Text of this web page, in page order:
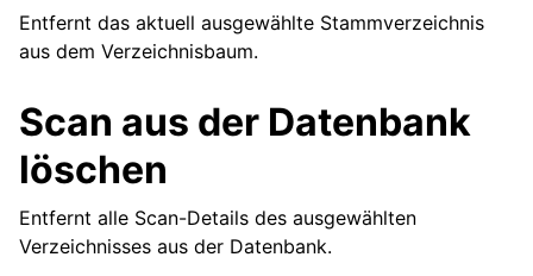
Entfernt das aktuell ausgewählte Stammverzeichnis
aus dem Verzeichnisbaum.
Scan aus der Datenbank
löschen
Entfernt alle Scan-Details des ausgewählten
Verzeichnisses aus der Datenbank.